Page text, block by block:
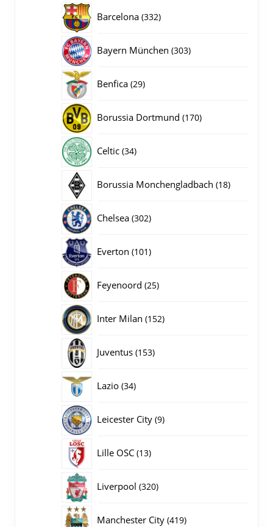
Barcelona 332332
Bayern München 303303
Benfica 2929
Borussia Dortmund 170170
Celtic 3434
Borussia Monchengladbach 1818
Chelsea 302302
Everton 101101
Feyenoord 2525
Inter Milan 152152
Juventus 153153
Lazio 3434
Leicester City 99
Lille OSC 1313
Liverpool 320320
Manchester City 419419